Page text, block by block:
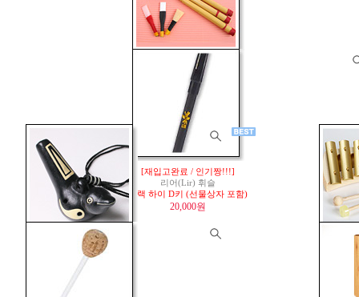
백파이프용 리드 모음 No.1
(챈터리드 / 드론리드)
4,000원
[재입고완료 / 인기짱!!!]
리어(Lir) 휘슬
블랙 하이 D키 (선물상자 포함)
20,000원
[마지막 1개 남음]
복을주는
까치 오카리나
25,000원
[